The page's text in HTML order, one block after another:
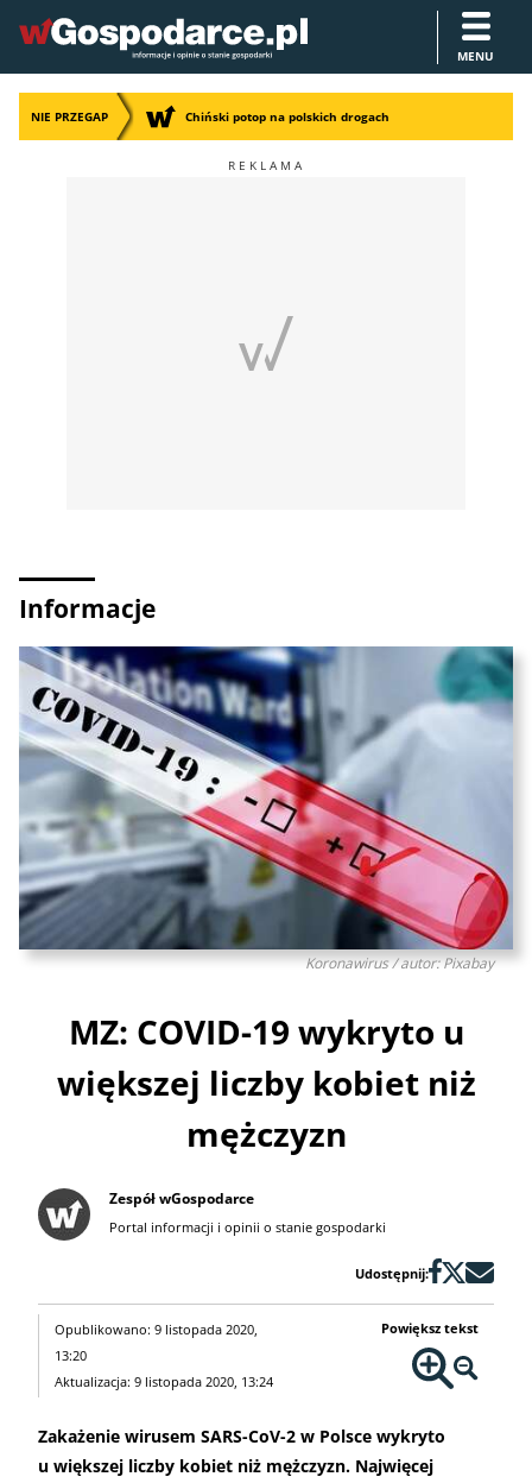
MENU
NIE PRZEGAP Chiński potop na polskich drogach
Informacje
Koronawirus / autor: Pixabay
MZ: COVID-19 wykryto u
większej liczby kobiet niż
mężczyzn
Zespół wGospodarce
Portal informacji i opinii o stanie gospodarki
Udostępnij:
Opublikowano: 9 listopada 2020,
13:20
Aktualizacja: 9 listopada 2020, 13:24
Powiększ tekst
Zakażenie wirusem SARS-CoV-2 w Polsce wykryto
u większej liczby kobiet niż mężczyzn. Najwięcej